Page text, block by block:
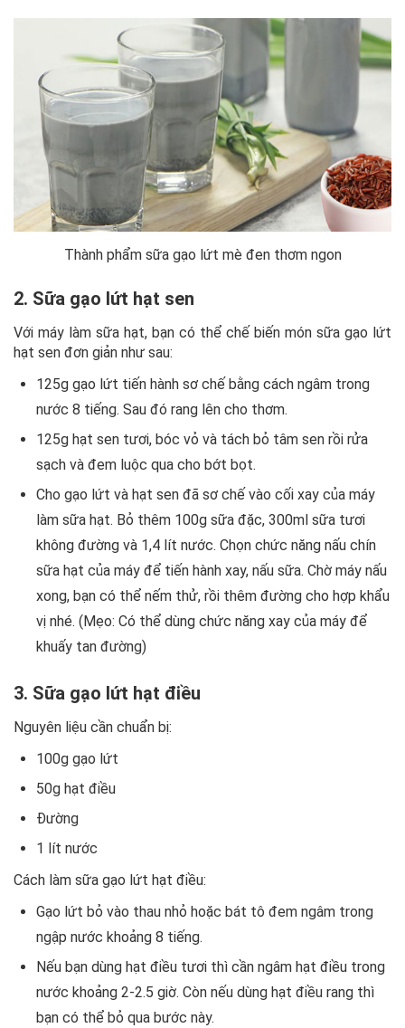
Thành phẩm sữa gạo lứt mè đen thơm ngon
2. Sữa gạo lứt hạt sen
Với máy làm sữa hạt, bạn có thể chế biến món sữa gạo lứt
hạt sen đơn giản như sau:
125g gạo lứt tiến hành sơ chế bằng cách ngâm trong
nước 8 tiếng. Sau đó rang lên cho thơm.
125g hạt sen tươi, bóc vỏ và tách bỏ tâm sen rồi rửa
sạch và đem luộc qua cho bớt bọt.
Cho gạo lứt và hạt sen đã sơ chế vào cối xay của máy
làm sữa hạt. Bỏ thêm 100g sữa đặc, 300ml sữa tươi
không đường và 1,4 lít nước. Chọn chức năng nấu chín
sữa hạt của máy để tiến hành xay, nấu sữa. Chờ máy nấu
xong, bạn có thể nếm thử, rồi thêm đường cho hợp khẩu
vị nhé. (Mẹo: Có thể dùng chức năng xay của máy để
khuấy tan đường)
3. Sữa gạo lứt hạt điều
Nguyên liệu cần chuẩn bị:
100g gạo lứt
50g hạt điều
Đường
1 lít nước
Cách làm sữa gạo lứt hạt điều:
Gạo lứt bỏ vào thau nhỏ hoặc bát tô đem ngâm trong
ngập nước khoảng 8 tiếng.
Nếu bạn dùng hạt điều tươi thì cần ngâm hạt điều trong
nước khoảng 2-2.5 giờ. Còn nếu dùng hạt điều rang thì
bạn có thể bỏ qua bước này.